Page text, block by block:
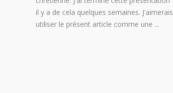
il y a de cela quelques semaines. J'aimerais
utiliser le présent article comme une